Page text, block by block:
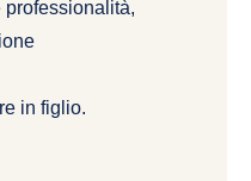
in figlio.